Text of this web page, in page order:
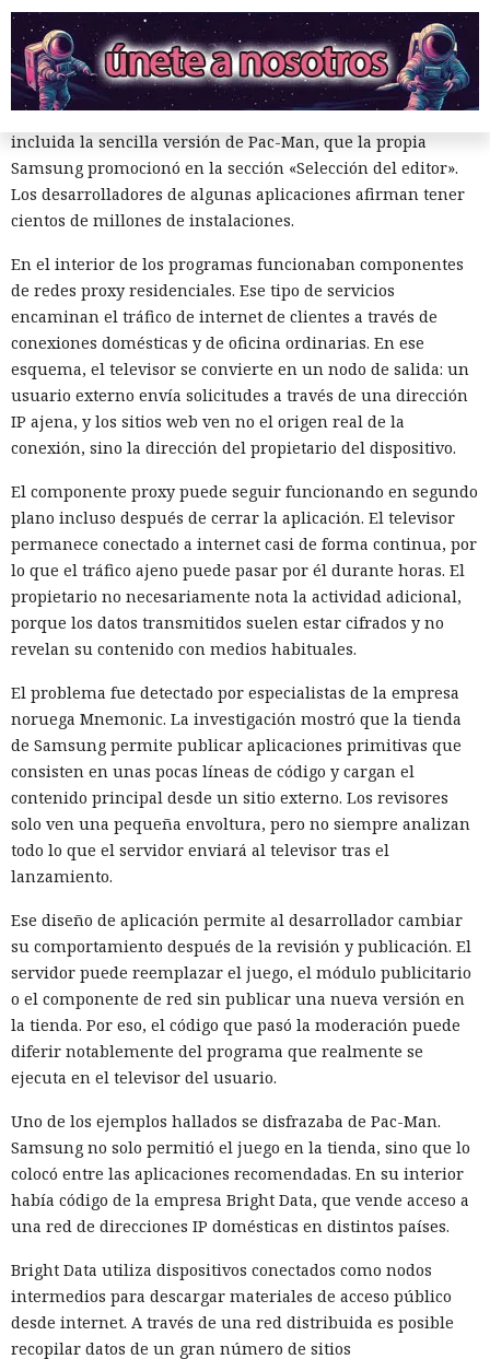
Microsoft: «miles de
compilaciones se paralizarán el
1 de noviembre». NuGet revoca
las claves API anuales
20:04 / 05.08.2026
Los desarrolladores tendrán que replantear lo que durante
años funcionó sin problemas.
Las claves de acceso de larga duración facilitaron durante
años la publicación de paquetes de software, pero al mismo
tiempo dieron a los atacantes demasiado tiempo para actuar.
SegúnMicrosoft, a partir del 17 de agosto de 2026 NuGet.org
reducirá la duración máxima de las nuevas claves de API de
365 a 30 días.
Todas las claves creadas antes de esa fecha dejarán de
funcionar el 1 de noviembre de 2026. Los desarrolladores
deberán actualizar los sistemas de compilación y
publicación automatizados, de lo contrario, tras expirar las
claves las nuevas versiones de los paquetes no llegarán al
repositorio.
La clave de API sirve en la práctica como una contraseña
para cargar paquetes. Los desarrolladores suelen almacenar
esos datos en la configuración de compilación, en secretos
del repositorio u otros sistemas. En caso de filtración, una
clave de larga duración permite publicar durante meses
actualizaciones falsas o maliciosas en nombre del
Algunas aplicaciones para televisores Samsung puedenutili
zar en secretola conexión a internet doméstica del
propietario para retransmitir el tráfico de terceros. El código
se encontró en varias aplicaciones de la tienda oficial,
incluida la sencilla versión de Pac-Man, que la propia
Samsung promocionó en la sección «Selección del editor».
Los desarrolladores de algunas aplicaciones afirman tener
cientos de millones de instalaciones.
En el interior de los programas funcionaban componentes
de redes proxy residenciales. Ese tipo de servicios
encaminan el tráfico de internet de clientes a través de
conexiones domésticas y de oficina ordinarias. En ese
esquema, el televisor se convierte en un nodo de salida: un
usuario externo envía solicitudes a través de una dirección
IP ajena, y los sitios web ven no el origen real de la
conexión, sino la dirección del propietario del dispositivo.
El componente proxy puede seguir funcionando en segundo
plano incluso después de cerrar la aplicación. El televisor
permanece conectado a internet casi de forma continua, por
lo que el tráfico ajeno puede pasar por él durante horas. El
propietario no necesariamente nota la actividad adicional,
porque los datos transmitidos suelen estar cifrados y no
revelan su contenido con medios habituales.
El problema fue detectado por especialistas de la empresa
noruega Mnemonic. La investigación mostró que la tienda
de Samsung permite publicar aplicaciones primitivas que
consisten en unas pocas líneas de código y cargan el
contenido principal desde un sitio externo. Los revisores
solo ven una pequeña envoltura, pero no siempre analizan
todo lo que el servidor enviará al televisor tras el
lanzamiento.
Ese diseño de aplicación permite al desarrollador cambiar
su comportamiento después de la revisión y publicación. El
servidor puede reemplazar el juego, el módulo publicitario
o el componente de red sin publicar una nueva versión en
la tienda. Por eso, el código que pasó la moderación puede
diferir notablemente del programa que realmente se
ejecuta en el televisor del usuario.
Uno de los ejemplos hallados se disfrazaba de Pac-Man.
Samsung no solo permitió el juego en la tienda, sino que lo
colocó entre las aplicaciones recomendadas. En su interior
había código de la empresa Bright Data, que vende acceso a
una red de direcciones IP domésticas en distintos países.
Bright Data utiliza dispositivos conectados como nodos
intermedios para descargar materiales de acceso público
desde internet. A través de una red distribuida es posible
recopilar datos de un gran número de sitios